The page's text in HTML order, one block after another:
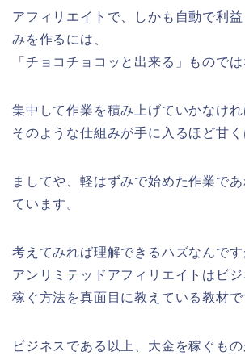
アフィリエイトで、しかも自動で利
みを作るには、
「チョコチョコッと出来る」ものでは
集中して作業を積み上げていかなけれ
そのような仕組みが手に入るほど甘く
ましてや、軽はずみで始めた作業であ
ています。
考えてみれば理解できるハズなんです
アンリミテッドアフィリエイトはビジ
稼ぐ方法を真面目に教えている教材で
ビジネスである以上、大金を稼ぐもの